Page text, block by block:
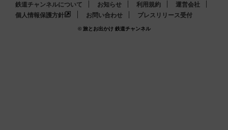
鉄道チャンネルについて お知らせ 利用規約
運営会社
個人情報保護方針
お問い合わせ プレスリリース受付
© 旅とお出かけ 鉄道チャンネル